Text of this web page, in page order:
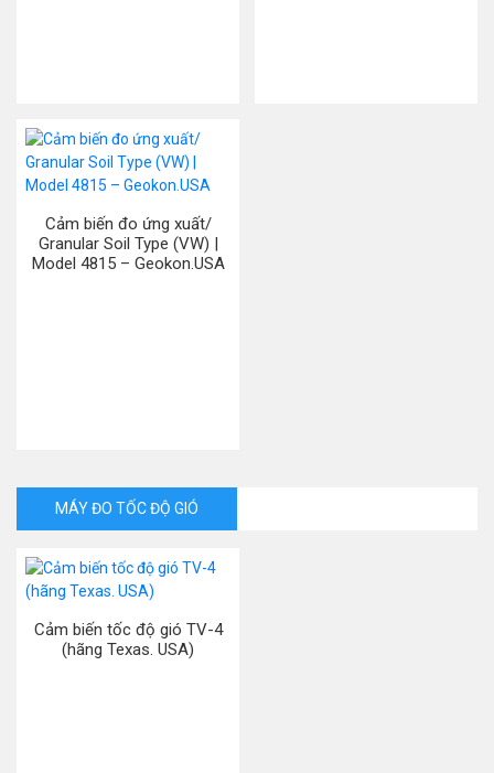
Cảm biến đo ứng xuất/
Granular Soil Type (VW) |
Model 4815 – Geokon.USA
MÁY ĐO TỐC ĐỘ GIÓ
Cảm biến tốc độ gió TV-4
(hãng Texas. USA)